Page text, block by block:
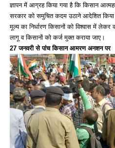
ज्ञापन में आग्रह किया गया है कि किसान
सरकार को समुचित कदम उठाने आदेशित किया
मूल्य का निर्धारण किसानों को विश्वास में
लागू व किसानों को कर्ज मुक्त कराया जाए।
27 जनवरी से पांच किसान आमरण अनशन पर